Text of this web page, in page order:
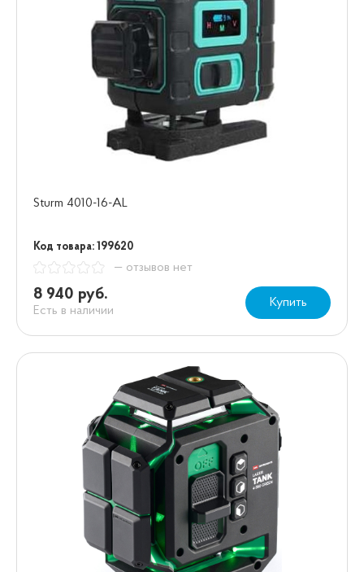
Sturm 4010-16-AL
Код товара: 199620
— отзывов нет
8 940 руб.
Есть в наличии
Купить